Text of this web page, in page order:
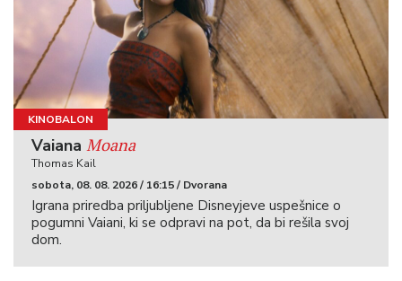
KINOBALON
Vaiana Moana
Thomas Kail
sobota, 08. 08. 2026 / 16:15 / Dvorana
Igrana priredba priljubljene Disneyjeve uspešnice o
pogumni Vaiani, ki se odpravi na pot, da bi rešila svoj
dom.